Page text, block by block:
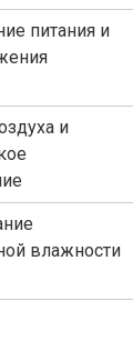
питания и
и
влажности